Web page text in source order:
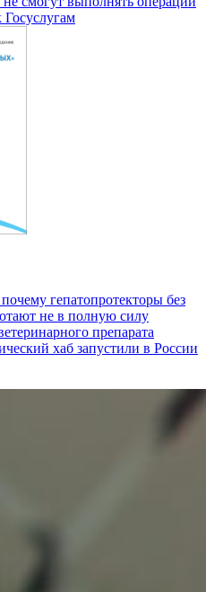
Госуслугам
гепатопротекторы без
не в полную силу
препарата
хаб запустили в России